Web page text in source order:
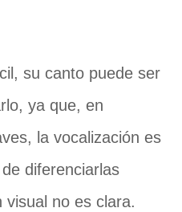
su canto puede ser
ya que, en
la vocalización es
diferenciarlas
visual no es clara.